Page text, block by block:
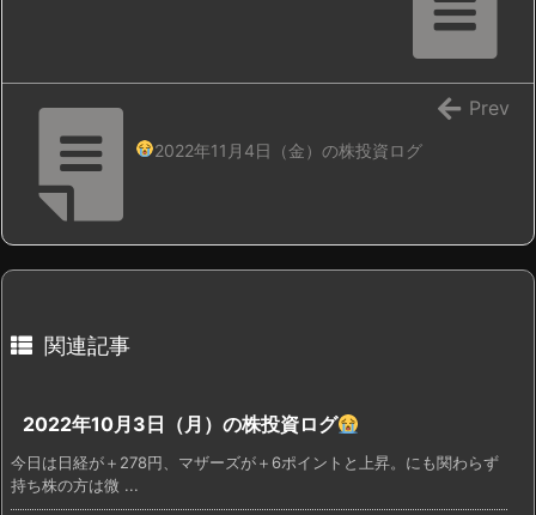
2022年11月4日（金）の株投資ログ
Prev
関連記事
2022年10月3日（月）の株投資ログ
今日は日経が＋278円、マザーズが＋6ポイントと上昇。にも関わらず
持ち株の方は微 ...